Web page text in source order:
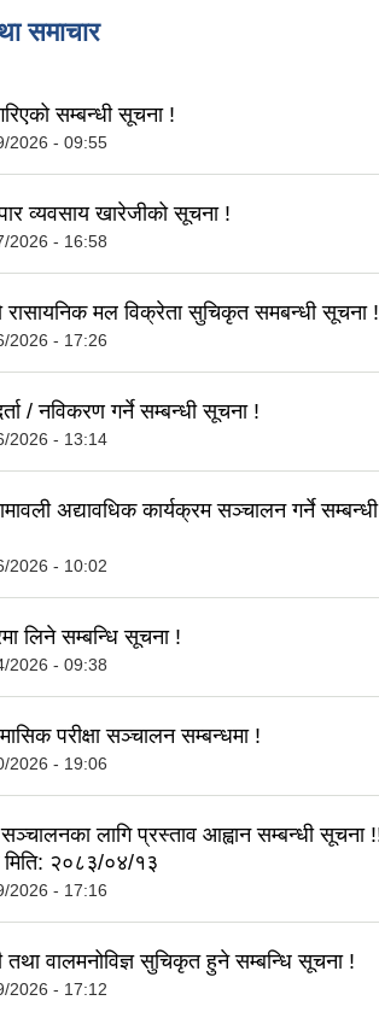
समाचार
सम्बन्धी सूचना !
2026 - 09:55
व्यवसाय खारेजीको सूचना !
2026 - 16:58
रासायनिक मल विक्रेता सुचिकृत समबन्धी सूचना !
2026 - 17:26
/ नविकरण गर्ने सम्बन्धी सूचना !
2026 - 13:14
अद्यावधिक कार्यक्रम सञ्चालन गर्ने सम्बन्धी
2026 - 10:02
लिने सम्बन्धि सूचना !
2026 - 09:38
परीक्षा सञ्चालन सम्बन्धमा !
2026 - 19:06
लागि प्रस्ताव आह्वान सम्बन्धी सूचना
मिति: २०८३/०४/१३
2026 - 17:16
वालमनोविज्ञ सुचिकृत हुने सम्बन्धि सूचना !
2026 - 17:12